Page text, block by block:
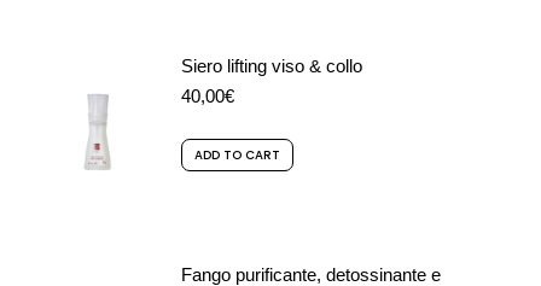
Siero lifting viso & collo
40,00€
ADD TO CART
Fango purificante, detossinante e